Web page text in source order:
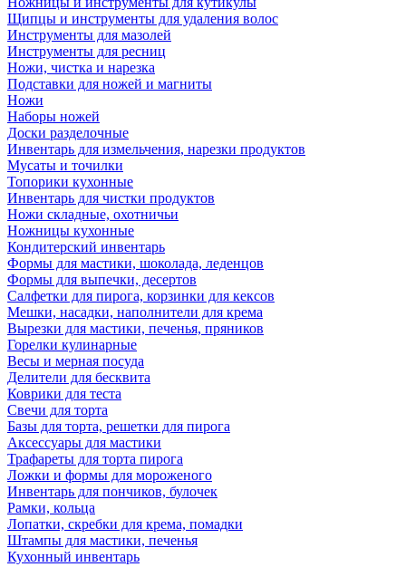
Щипцы и инструменты для удаления волос
Инструменты для мазолей
Инструменты для ресниц
Ножи, чистка и нарезка
Подставки для ножей и магниты
Ножи
Наборы ножей
Доски разделочные
Инвентарь для измельчения, нарезки продуктов
Мусаты и точилки
Топорики кухонные
Инвентарь для чистки продуктов
Ножи складные, охотничьи
Ножницы кухонные
Кондитерский инвентарь
Формы для мастики, шоколада, леденцов
Формы для выпечки, десертов
Салфетки для пирога, корзинки для кексов
Мешки, насадки, наполнители для крема
Вырезки для мастики, печенья, пряников
Горелки кулинарные
Весы и мерная посуда
Делители для бесквита
Коврики для теста
Свечи для торта
Базы для торта, решетки для пирога
Аксессуары для мастики
Трафареты для торта пирога
Ложки и формы для мороженого
Инвентарь для пончиков, булочек
Рамки, кольца
Лопатки, скребки для крема, помадки
Штампы для мастики, печенья
Кухонный инвентарь